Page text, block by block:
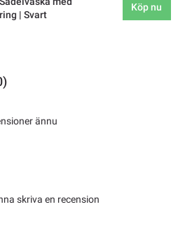
| Svart
Köp nu
ännu
skriva en recension